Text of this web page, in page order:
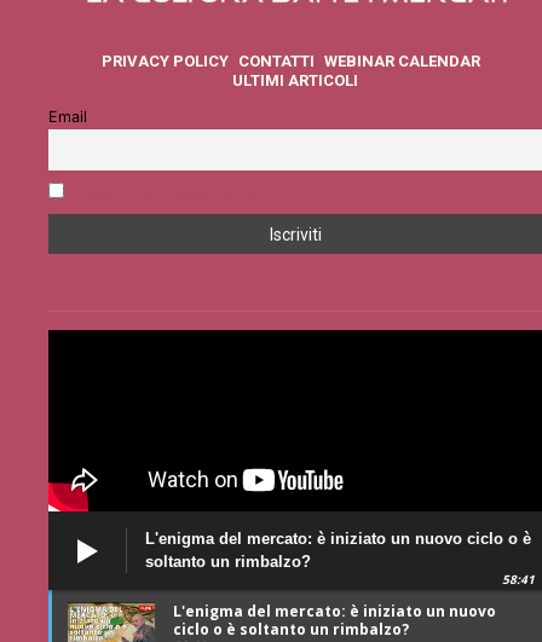
PRIVACY POLICY CONTATTI WEBINAR CALENDAR
ULTIMI ARTICOLI
Email
L'enigma del mercato: è iniziato un nuovo ciclo o è
soltanto un rimbalzo?
58:41
L'enigma del mercato: è iniziato un nuovo
ciclo o è soltanto un rimbalzo?